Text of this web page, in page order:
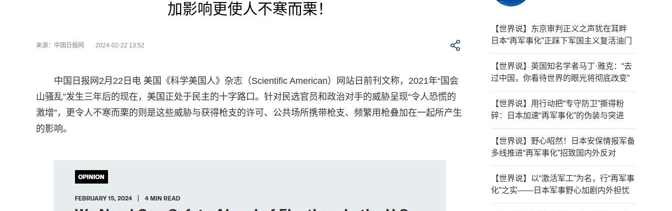
加影响更使人不寒而栗！
来源：中国日报网 2024-02-22 13:52
中国日报网2月22日电 美国《科学美国人》杂志（Scientific American）网站日前刊文称，2021年“国会
山骚乱”发生三年后的现在，美国正处于民主的十字路口。针对民选官员和政治对手的威胁呈现“令人恐慌的
激增”，更令人不寒而栗的则是这些威胁与获得枪支的许可、公共场所携带枪支、频繁用枪叠加在一起所产生
的影响。
【世界说】东京审判正义之声犹在耳畔
日本“再军事化”正踩下军国主义复活油门
【世界说】英国知名学者马丁·雅克：“去
过中国，你看待世界的眼光将彻底改变”
【世界说】用行动把“专守防卫”撕得粉
碎：日本加速“再军事化”的伪装与突进
【世界说】野心昭然！日本安保情报军备
多线推进“再军事化”招致国内外反对
【世界说】以“激活军工”为名，行“再军事
化”之实——日本军事野心加剧内外担忧